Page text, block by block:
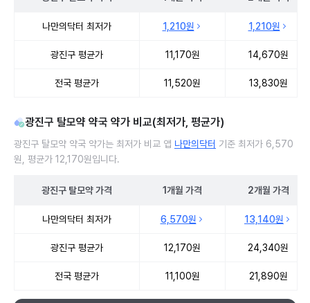
나만의닥터 최저가 1,210원 1,210원
광진구 평균가 11,170원 14,670원
전국 평균가 11,520원 13,830원
광진구 탈모약 약국 약가 비교(최저가, 평균가)
광진구 탈모약 약국 약가는 최저가 비교 앱 나만의닥터 기준 최저가 6,570
원, 평균가 12,170원입니다.
광진구 탈모약가격 1개월 가격 2개월 가격
나만의닥터 최저가 6,570원 13,140원
광진구 평균가 12,170원 24,340원
전국 평균가 11,100원 21,890원